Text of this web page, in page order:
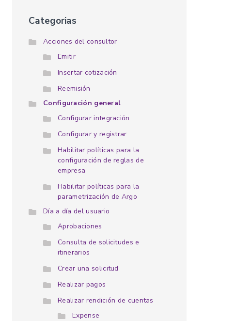
Categorias
Acciones del consultor
Emitir
Insertar cotización
Reemisión
Configuración general
Configurar integración
Configurar y registrar
Habilitar políticas para la
configuración de reglas de
empresa
Habilitar políticas para la
parametrización de Argo
Día a día del usuario
Aprobaciones
Consulta de solicitudes e
itinerarios
Crear una solicitud
Realizar pagos
Realizar rendición de cuentas
Expense